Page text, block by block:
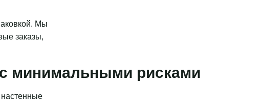
Мы
заказы,
минимальными рисками